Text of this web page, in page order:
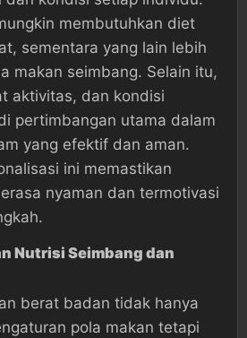
membutuhkan diet
sementara yang lain lebih
makan seimbang. Selain itu,
aktivitas, dan kondisi
pertimbangan utama dalam
yang efektif dan aman.
ini memastikan
nyaman dan termotivasi
Nutrisi Seimbang dan
berat badan tidak hanya
pola makan tetapi